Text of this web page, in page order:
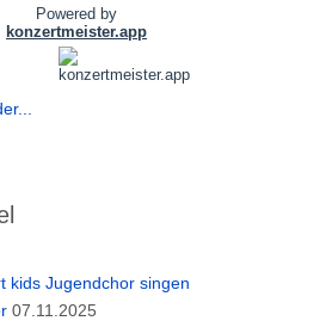
kids Jugendchor singen
07.11.2025